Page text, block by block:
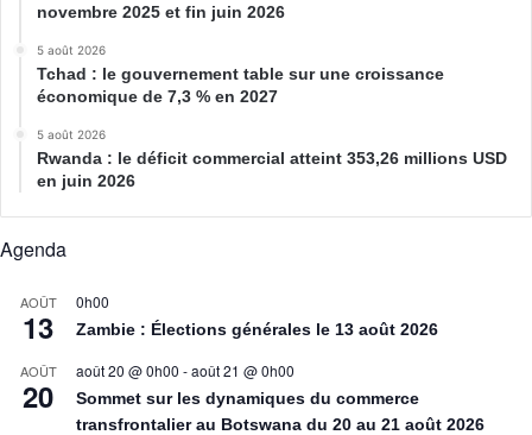
novembre 2025 et fin juin 2026
5 août 2026
Tchad : le gouvernement table sur une croissance
économique de 7,3 % en 2027
5 août 2026
Rwanda : le déficit commercial atteint 353,26 millions USD
en juin 2026
Agenda
AOÛT
13
0h00
Zambie : Élections générales le 13 août 2026
AOÛT
20
août 20 @ 0h00 -août 21 @ 0h00
Sommet sur les dynamiques du commerce
transfrontalier au Botswana du 20 au 21 août 2026